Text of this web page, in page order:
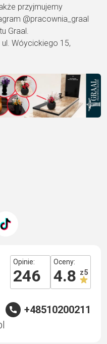
przyjmujemy
@pracownia_graal
Graal.
Wóycickiego 15,
Opinie:
246
Oceny:
4.8 z 5
+48510200211